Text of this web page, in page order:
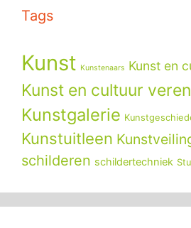
Tags
Kunst Kunstenaars Kunst en
Kunst en cultuur
Kunstgalerie
Kunstuitleen
schilderen schildertechniek